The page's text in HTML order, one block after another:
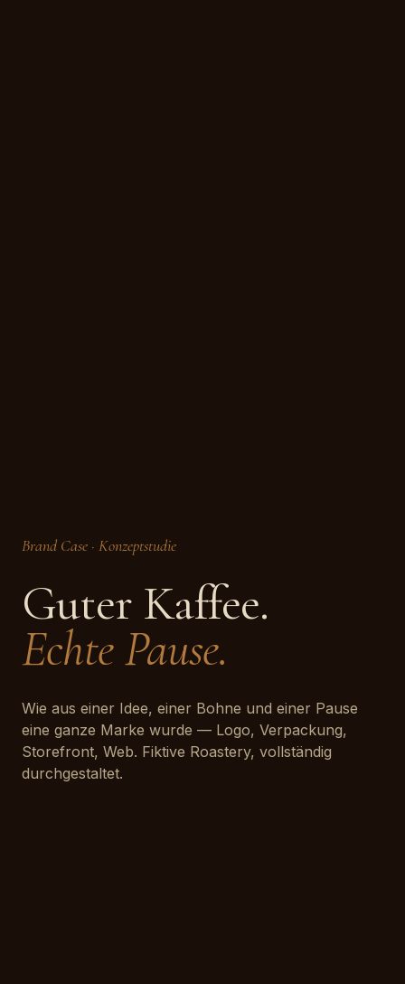
Brand Case · Konzeptstudie
Guter Kaffee.
Echte Pause.
Wie aus einer Idee, einer Bohne und einer Pause
eine ganze Marke wurde — Logo, Verpackung,
Storefront, Web. Fiktive Roastery, vollständig
durchgestaltet.